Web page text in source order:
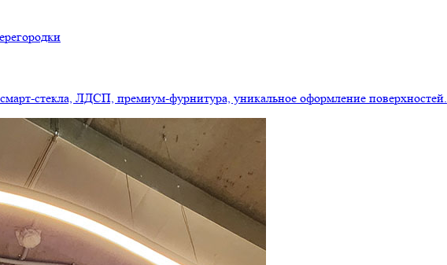
стекла, ЛДСП, премиум-фурнитура, уникальное оформление поверхностей.